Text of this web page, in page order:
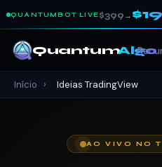
QUANTUMBOT LIVE $399 →
QuantumAlgo
Início › Ideias TradingView
AO VIVO NO